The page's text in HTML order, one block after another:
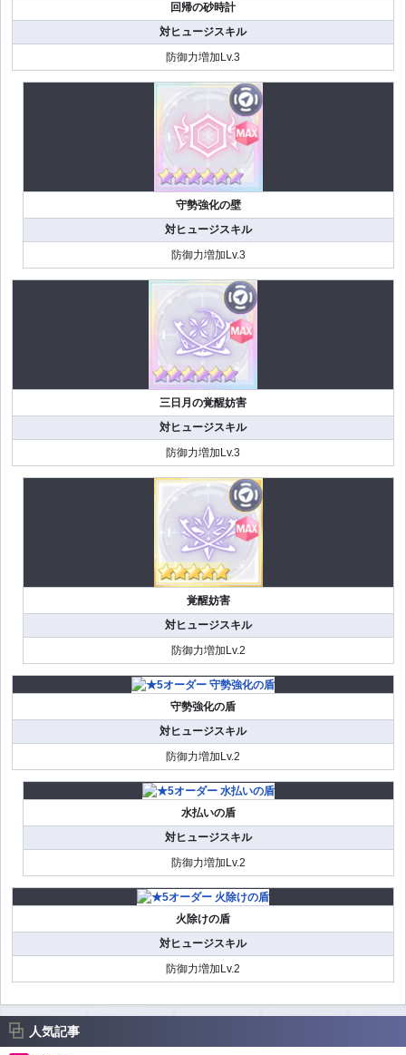
回帰の砂時計
対ヒュージスキル
防御力増加Lv.3
守勢強化の壁
対ヒュージスキル
防御力増加Lv.3
三日月の覚醒妨害
対ヒュージスキル
防御力増加Lv.3
覚醒妨害
対ヒュージスキル
防御力増加Lv.2
守勢強化の盾
対ヒュージスキル
防御力増加Lv.2
水払いの盾
対ヒュージスキル
防御力増加Lv.2
火除けの盾
対ヒュージスキル
防御力増加Lv.2
人気記事